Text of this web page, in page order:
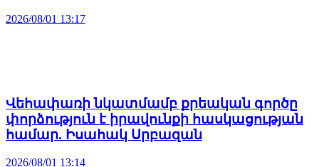
2026/08/01 13:17
Վեհափառի նկատմամբ քրեական գործը
փորձություն է իրավունքի հասկացության
համար. Իսահակ Սրբազան
2026/08/01 13:14